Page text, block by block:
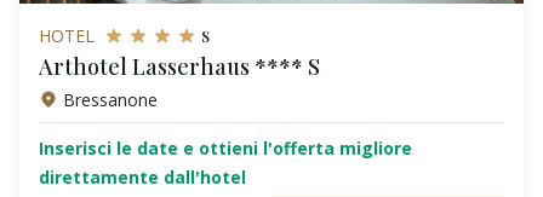
HOTEL s
Arthotel Lasserhaus **** S
Bressanone
Inserisci le date e ottieni l'offerta migliore
direttamente dall'hotel